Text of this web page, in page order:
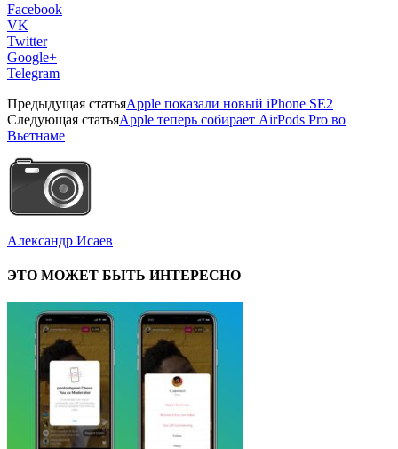
Facebook
VK
Twitter
Google+
Telegram
Предыдущая статьяApple показали новый iPhone SE2
Следующая статьяApple теперь собирает AirPods Pro во
Вьетнаме
Александр Исаев
ЭТО МОЖЕТ БЫТЬ ИНТЕРЕСНО